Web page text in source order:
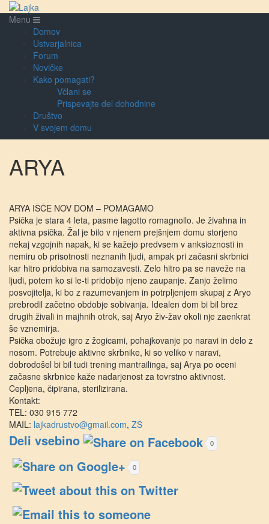
Menu
Domov
Ustvarjalnica
Forum
Novičke
Kako pomagati?
Včlani se
Prispevajte del dohodnine
Društvo
V svojem domu
ARYA
ARYA IŠČE NOV DOM – POMAGAMO
Psička je stara 4 leta, pasme lagotto romagnollo. Je živahna in
aktivna psička. Žal je bilo v njenem prejšnjem domu storjeno
nekaj vzgojnih napak, ki se kažejo predvsem v anksioznosti in
nemiru ob prisotnosti neznanih ljudi, ampak pri začasni skrbnici
kar hitro pridobiva na samozavesti. Zelo hitro pa se naveže na
ljudi, potem ko si le-ti pridobijo njeno zaupanje. Zanjo želimo
posvojitelja, ki bo z razumevanjem in potrpljenjem skupaj z Aryo
prebrodil začetno obdobje sobivanja. Idealen dom bi bil brez
drugih živali in majhnih otrok, saj Aryo živ-žav okoli nje zaenkrat
še vznemirja.
Psička obožuje igro z žogicami, pohajkovanje po naravi in delo z
nosom. Potrebuje aktivne skrbnike, ki so veliko v naravi,
dobrodošel bi bil tudi trening mantrailinga, saj Arya po oceni
začasne skrbnice kaže nadarjenost za tovrstno aktivnost.
Cepljena, čipirana, sterilizirana.
Kontakt:
TEL: 030 915 772
MAIL: lajkadrustvo@gmail.com, ZS
Deli vsebino 0
0